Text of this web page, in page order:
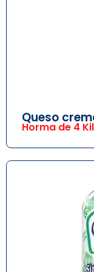
Queso
Horma de 4